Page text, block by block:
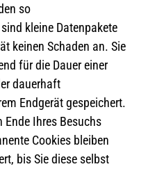
so
kleine Datenpakete
keinen Schaden an. Sie
für die Dauer einer
dauerhaft
Endgerät gespeichert.
Ende Ihres Besuchs
Cookies bleiben
bis Sie diese selbst